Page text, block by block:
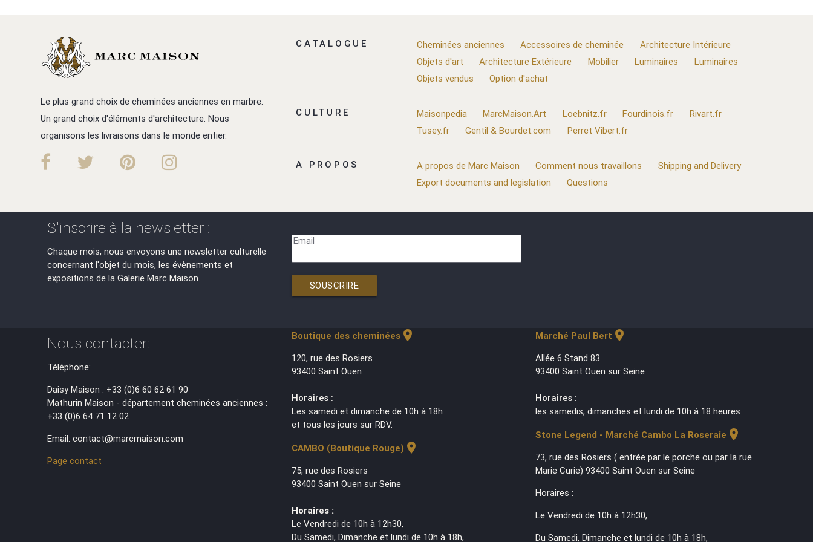
Le plus grand choix de cheminées anciennes en marbre.
Un grand choix d'éléments d'architecture. Nous
organisons les livraisons dans le monde entier.
CATALOGUE Cheminées anciennes Accessoires de cheminée
Architecture Intérieure
Objets d'art
Architecture Extérieure Mobilier Luminaires
Luminaires
Objets vendus
Option d'achat
CULTURE Maisonpedia MarcMaison.Art Loebnitz.fr Fourdinois.fr
Rivart.fr
Tusey.fr
Gentil & Bourdet.com Perret Vibert.fr
A PROPOS A propos de Marc Maison Comment nous travaillons
Shipping and Delivery
Export documents and legislation
Questions
S'inscrire à la newsletter :
Chaque mois, nous envoyons une newsletter culturelle
concernant l'objet du mois, les évènements et
expositions de la Galerie Marc Maison.
Email
SOUSCRIRE
Nous contacter:
Téléphone:
Daisy Maison : +33 (0)6 60 62 61 90
Mathurin Maison - département cheminées anciennes :
+33 (0)6 64 71 12 02
Email: contact@marcmaison.com
Page contact
Boutique des cheminéeslocation_on
120, rue des Rosiers
93400 Saint Ouen
Horaires :
Les samedi et dimanche de 10h à 18h
et tous les jours sur RDV.
CAMBO (Boutique Rouge) location_on
75, rue des Rosiers
93400 Saint Ouen sur Seine
Horaires :
Le Vendredi de 10h à 12h30,
Du Samedi, Dimanche et lundi de 10h à 18h,
Marché Paul Bert location_on
Allée 6 Stand 83
93400 Saint Ouen sur Seine
Horaires :
les samedis, dimanches et lundi de 10h à 18 heures
Stone Legend - Marché Cambo La Roseraie location_on
73, rue des Rosiers ( entrée par le porche ou par la rue
Marie Curie) 93400 Saint Ouen sur Seine
Horaires :
Le Vendredi de 10h à 12h30,
Du Samedi, Dimanche et lundi de 10h à 18h,